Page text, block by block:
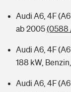
Audi A6, 4F
ab 2005(0588
Audi A6, 4F
188 kW,
Audi A6, 4F